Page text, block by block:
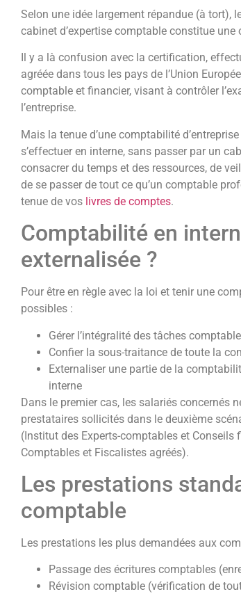
Selon une idée largement répandue (à tort),
cabinet d’expertise comptable constitue
Il y a là confusion avec la certification,
agréée dans tous les pays de l’Union
comptable et financier, visant à contrôler
l’entreprise.
Mais la tenue d’une comptabilité
s’effectuer en interne, sans passer par un
consacrer du temps et des ressources, de
de se passer de tout ce qu’un comptable
tenue de vos livres de comptes.
Comptabilité en
externalisée ?
Pour être en règle avec la loi et tenir une
possibles :
Gérer l’intégralité des tâches
Confier la sous-traitance de toute la
Externaliser une partie de la
interne
Dans le premier cas, les salariés concernés
prestataires sollicités dans le deuxième
(Institut des Experts-comptables et
Comptables et Fiscalistes agréés).
Les prestations
comptable
Les prestations les plus demandées aux
Passage des écritures comptables
Révision comptable (vérification de